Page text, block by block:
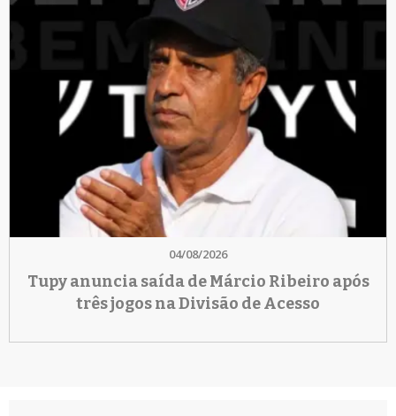
04/08/2026
Tupy anuncia saída de Márcio Ribeiro após
três jogos na Divisão de Acesso